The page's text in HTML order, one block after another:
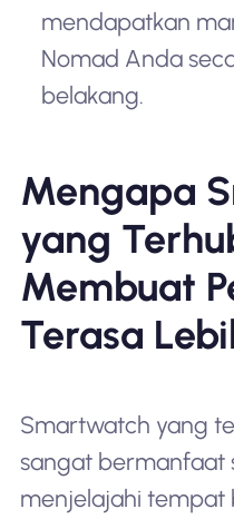
mendapatkan
Nomad Anda
belakang.
Mengapa
yang
Membuat
Terasa
Smartwatch yang
sangat bermanfaat
menjelajahi tempat